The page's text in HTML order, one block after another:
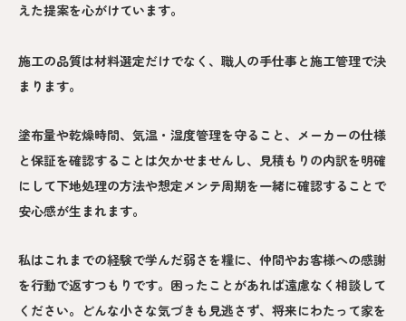
えた提案を心がけています。
施工の品質は材料選定だけでなく、職人の手仕事と施工管理で決
まります。
塗布量や乾燥時間、気温・湿度管理を守ること、メーカーの仕様
と保証を確認することは欠かせませんし、見積もりの内訳を明確
にして下地処理の方法や想定メンテ周期を一緒に確認することで
安心感が生まれます。
私はこれまでの経験で学んだ弱さを糧に、仲間やお客様への感謝
を行動で返すつもりです。困ったことがあれば遠慮なく相談して
ください。どんな小さな気づきも見逃さず、将来にわたって家を